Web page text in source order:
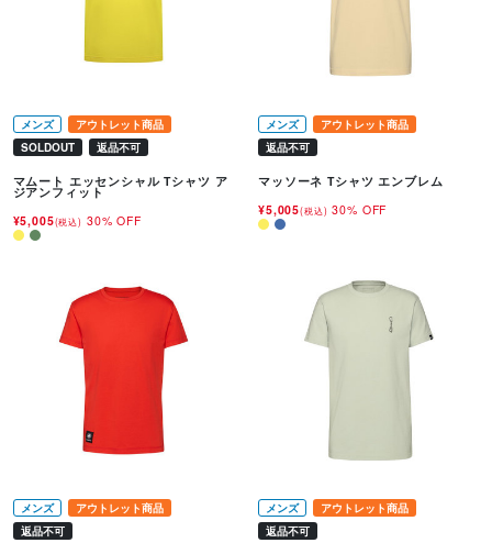
メンズ
アウトレット商品
SOLDOUT
返品不可
マムート エッセンシャル Tシャツ ア
ジアンフィット
¥5,005(税込) 30% OFF
メンズ
アウトレット商品
返品不可
マッソーネ Tシャツ エンブレム
¥5,005(税込) 30% OFF
メンズ
アウトレット商品
返品不可
メンズ
アウトレット商品
返品不可